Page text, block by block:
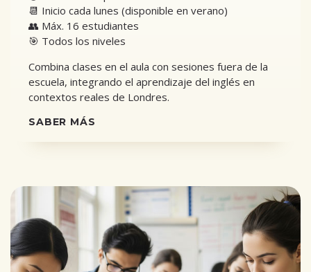
📆 Inicio cada lunes (disponible en verano)
👥 Máx. 16 estudiantes
🎯 Todos los niveles
Combina clases en el aula con sesiones fuera de la
escuela, integrando el aprendizaje del inglés en
contextos reales de Londres.
SABER MÁS